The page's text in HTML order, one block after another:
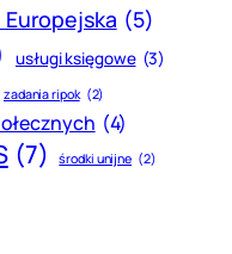
Europejska (5)
usługi księgowe (3)
zadania ripok (2)
(4)
(7) środki unijne (2)